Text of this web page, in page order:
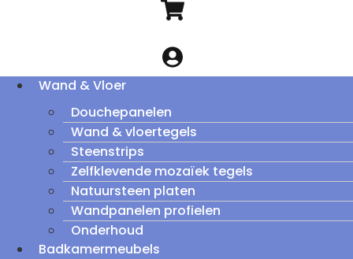
Wand & Vloer
Douchepanelen
Wand & vloertegels
Steenstrips
Zelfklevende mozaïek tegels
Natuursteen platen
Wandpanelen profielen
Onderhoud
Badkamermeubels